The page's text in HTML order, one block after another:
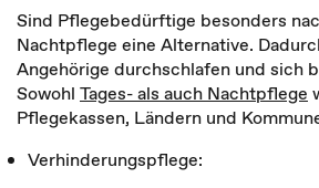
Sind Pflegebedürftige besonders
Nachtpflege eine Alternative.
Angehörige durchschlafen und sich
Sowohl Tages- als auch Nachtpflege
Pflegekassen, Ländern und
Verhinderungspflege: